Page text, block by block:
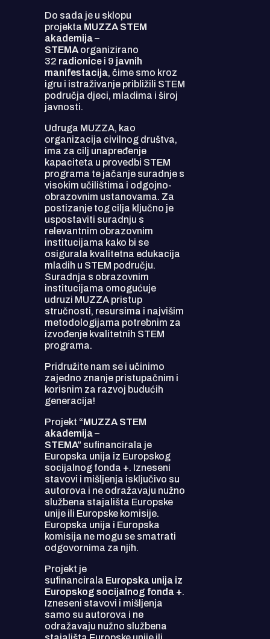
Do sada je u sklopu
projekta MUZZA STEM
akademija –
STEMA organizirano
32 radionice i 9 javnih
manifestacija, čime smo kroz
igru i istraživanje približili STEM
područja djeci, mladima i široj
javnosti.
Udruga MUZZA, kao
organizacija civilnog društva,
ima za cilj unapređenje
kapaciteta u provedbi STEM
programa te jačanje suradnje s
visokim učilištima i odgojno-
obrazovnim ustanovama. Za
postizanje tog cilja ključno je
uspostaviti suradnju s
relevantnim obrazovnim
institucijama kako bi se
osigurala kvalitetna edukacija
mladih u STEM području.
Suradnja s obrazovnim
institucijama omogućuje
udruzi MUZZA pristup
stručnosti, resursima i najvišim
metodologijama potrebnim za
izvođenje kvalitetnih STEM
programa.
Pridružite nam se i učinimo
zajedno znanje pristupačnim i
korisnim za razvoj budućih
generacija!
Projekt “MUZZA STEM
akademija –
STEMA” sufinancirala je
Europska unija iz Europskog
socijalnog fonda +. Izneseni
stavovi i mišljenja isključivo su
autorova i ne odražavaju nužno
službena stajališta Europske
unije ili Europske komisije.
Europska unija i Europska
komisija ne mogu se smatrati
odgovornima za njih.
Projekt je
sufinancirala Europska unija iz
Europskog socijalnog fonda +.
Izneseni stavovi i mišljenja
samo su autorova i ne
odražavaju nužno službena